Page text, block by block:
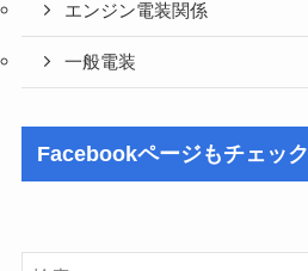
エンジン電装関係
一般電装
Facebookページもチェック